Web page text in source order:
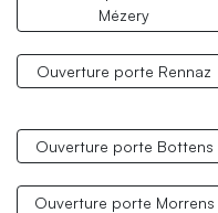
Mézery
Ouverture porte Rennaz
Ouverture porte Bottens
Ouverture porte Morrens